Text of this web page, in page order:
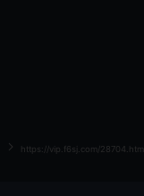
https://vip.f6sj.com/28704.html